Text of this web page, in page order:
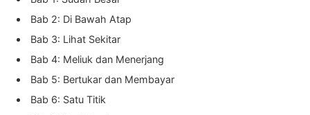
Bab 2: Di Bawah Atap
Bab 3: Lihat Sekitar
Bab 4: Meliuk dan Menerjang
Bab 5: Bertukar dan Membayar
Bab 6: Satu Titik